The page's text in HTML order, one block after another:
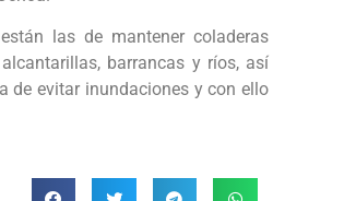
las de mantener coladeras
barrancas y ríos, así
de evitar inundaciones y con ello